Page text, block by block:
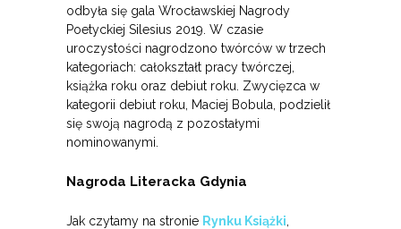
odbyła się gala Wrocławskiej Nagrody
Poetyckiej Silesius 2019. W czasie
uroczystości nagrodzono twórców w trzech
kategoriach: całokształt pracy twórczej,
książka roku oraz debiut roku. Zwycięzca w
kategorii debiut roku, Maciej Bobula, podzielił
się swoją nagrodą z pozostałymi
nominowanymi.
Nagroda Literacka Gdynia
Jak czytamy na stronie Rynku Książki